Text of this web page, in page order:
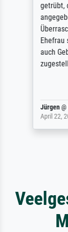
getrübt,
Ehefrau
auch
Jürgen@
April 22,